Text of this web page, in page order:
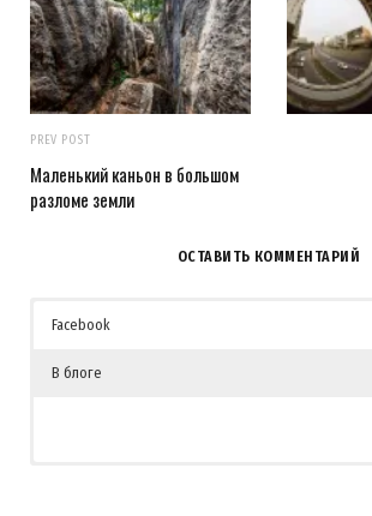
PREV POST
Маленький каньон в большом
разломе земли
ОСТАВИТЬ КОММЕНТАРИЙ
Facebook
В блоге